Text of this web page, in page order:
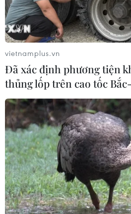
vietnamplus.vn
Đã xác định phương tiện
thủng lốp trên cao tốc